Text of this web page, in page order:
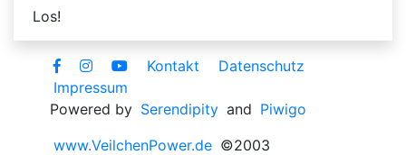
Kontakt
Datenschutz
Impressum
Powered by Serendipity and Piwigo
www.VeilchenPower.de ©2003